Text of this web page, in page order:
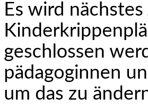
Es wird
geschlossen
päda­goginnen
um das zu